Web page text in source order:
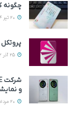
چگونه
پروتکل VLESS چیست و چه کاربردهایی دارد؟
و